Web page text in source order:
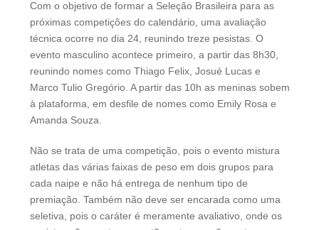
Com o objetivo de formar a Seleção Brasileira para as
próximas competições do calendário, uma avaliação
técnica ocorre no dia 24, reunindo treze pesistas. O
evento masculino acontece primeiro, a partir das 8h30,
reunindo nomes como Thiago Felix, Josué Lucas e
Marco Tulio Gregório. A partir das 10h as meninas sobem
à plataforma, em desfile de nomes como Emily Rosa e
Amanda Souza.
Não se trata de uma competição, pois o evento mistura
atletas das várias faixas de peso em dois grupos para
cada naipe e não há entrega de nenhum tipo de
premiação. Também não deve ser encarada como uma
seletiva, pois o caráter é meramente avaliativo, onde os